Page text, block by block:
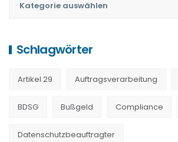
Schlagwörter
Artikel 29 Auftragsverarbeitung
BDSG Bußgeld Compliance
Datenschutzbeauftragter